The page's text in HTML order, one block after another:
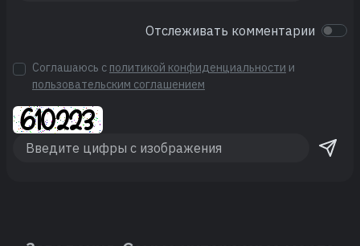
Отслеживать комментарии
Соглашаюсь с политикой конфиденциальности и
пользовательским соглашением